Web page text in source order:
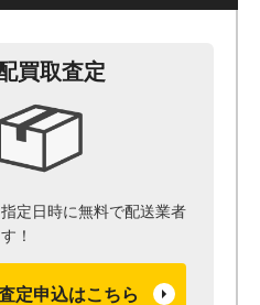
買取査定
定日時に無料で配送業者
！
定申込はこちら